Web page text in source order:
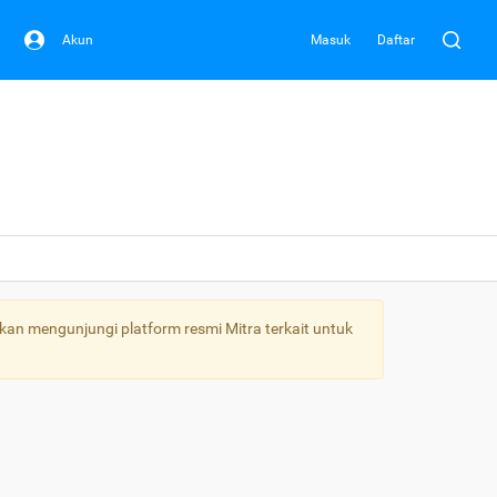
Akun Masuk Daftar
mengunjungi platform resmi Mitra terkait untuk